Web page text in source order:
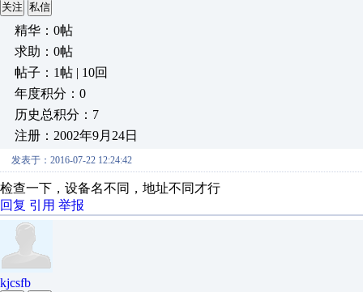
关注 私信
精华：0帖
求助：0帖
帖子：1帖 | 10回
年度积分：0
历史总积分：7
注册：2002年9月24日
发表于：2016-07-22 12:24:42
检查一下，设备名不同，地址不同才行
回复 引用 举报
kjcsfb